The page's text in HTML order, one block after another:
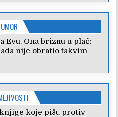
Evu. Ona briznu u plač:
nije obratio takvim
koje pišu protiv